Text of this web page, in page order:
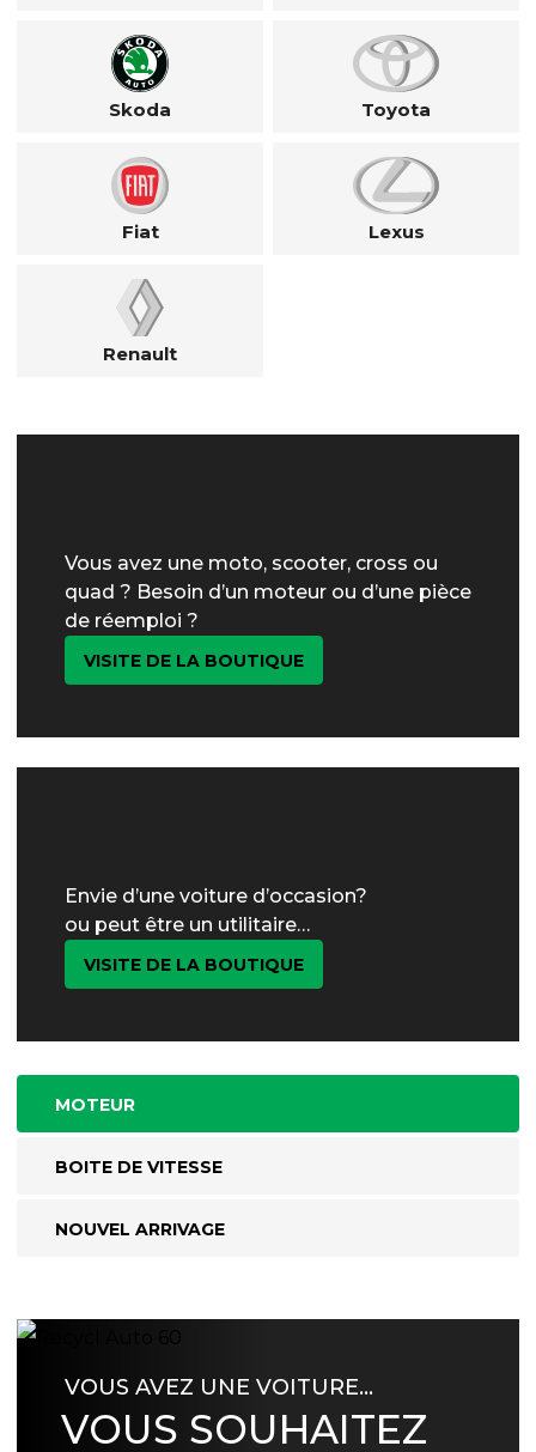
Skoda Toyota
Fiat Lexus
Renault
Vous avez une moto, scooter, cross ou
quad ? Besoin d’un moteur ou d’une pièce
de réemploi ?
VISITE DE LA BOUTIQUE
Envie d’une voiture d’occasion?
ou peut être un utilitaire…
VISITE DE LA BOUTIQUE
MOTEUR
BOITE DE VITESSE
NOUVEL ARRIVAGE
VOUS AVEZ UNE VOITURE…
VOUS SOUHAITEZ